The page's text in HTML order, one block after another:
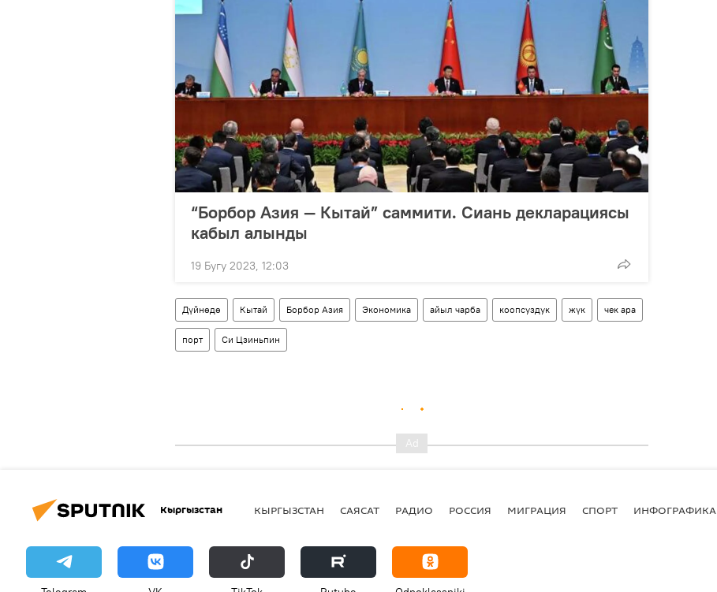
“Борбор Азия — Кытай” саммити. Сиань декларациясы
кабыл алынды
19 Бугу 2023, 12:03
Дүйнөдө Кытай Борбор Азия Экономика айыл чарба коопсуздук жүк чек ара
порт Си Цзиньпин
Кыргызстан КЫРГЫЗСТАН САЯСАТ РАДИО РОССИЯ МИГРАЦИЯ СПОРТ ИНФОГРАФИКА